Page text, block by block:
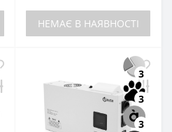
НЕМАЄ В НАЯВНОСТІ
3
3
3